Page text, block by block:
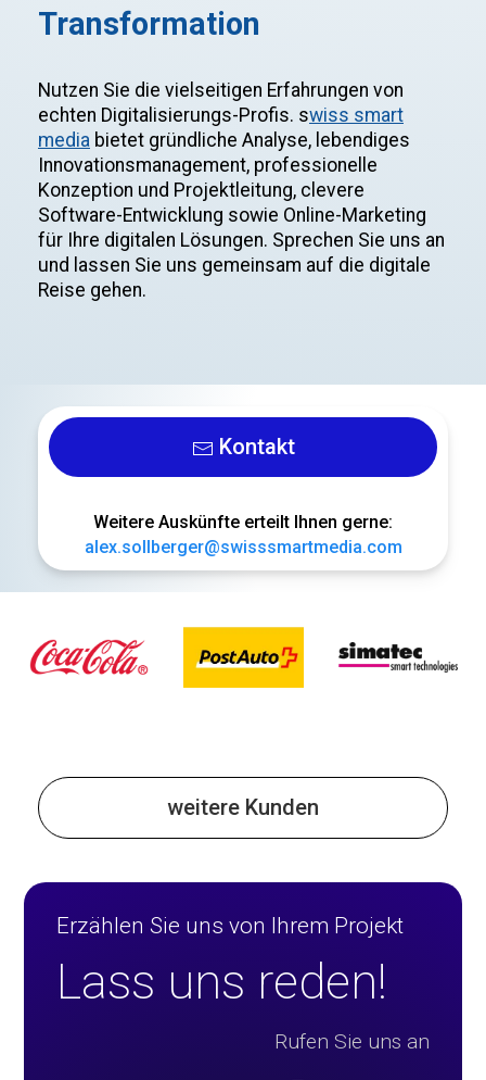
Transformation
Nutzen Sie die vielseitigen Erfahrungen von
echten Digitalisierungs-Profis. swiss smart
media bietet gründliche Analyse, lebendiges
Innovationsmanagement, professionelle
Konzeption und Projektleitung, clevere
Software-Entwicklung sowie Online-Marketing
für Ihre digitalen Lösungen. Sprechen Sie uns an
und lassen Sie uns gemeinsam auf die digitale
Reise gehen.
Kontakt
Weitere Auskünfte erteilt Ihnen gerne:
alex.sollberger@swisssmartmedia.com
weitere Kunden
Erzählen Sie uns von Ihrem Projekt
Lass uns reden!
Rufen Sie uns an